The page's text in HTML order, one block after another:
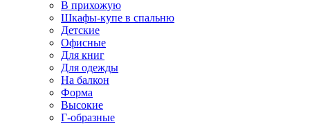
В прихожую
Шкафы-купе в спальню
Детские
Офисные
Для книг
Для одежды
На балкон
Форма
Высокие
Г-образные